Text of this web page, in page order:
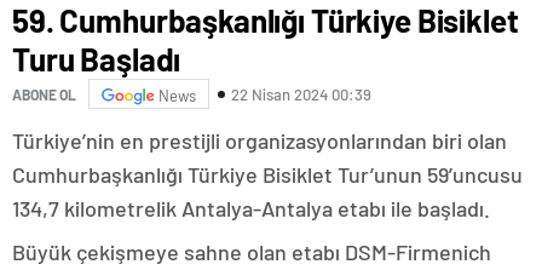
59. Cumhurbaşkanlığı Türkiye Bisiklet
Turu Başladı
ABONE OL News 22 Nisan 2024 00:39
Türkiye’nin en prestijli organizasyonlarından biri olan
Cumhurbaşkanlığı Türkiye Bisiklet Tur’unun 59’uncusu
134,7 kilometrelik Antalya-Antalya etabı ile başladı.
Büyük çekişmeye sahne olan etabı DSM-Firmenich